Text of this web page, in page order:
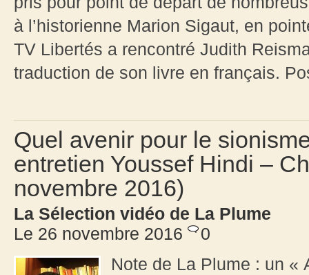
à l’historienne Marion Sigaut, en
TV Libertés a rencontré Judith
traduction de son livre en français.
Quel avenir pour le
entretien Youssef Hindi –
novembre 2016)
La Sélection vidéo de La Plume
Le 26 novembre 2016
0
Note de La Plume : un «